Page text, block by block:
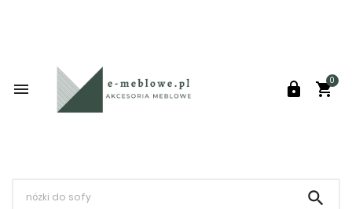
  
0
